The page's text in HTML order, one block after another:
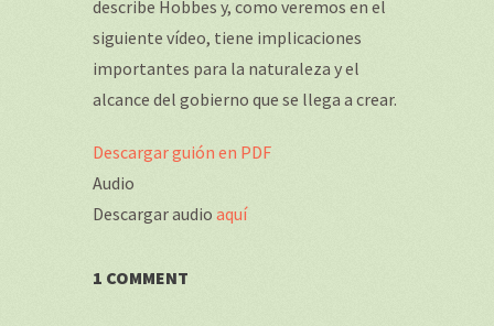
describe Hobbes y, como veremos en el
siguiente vídeo, tiene implicaciones
importantes para la naturaleza y el
alcance del gobierno que se llega a crear.
Descargar guión en PDF
Audio
Descargar audio aquí
1 COMMENT